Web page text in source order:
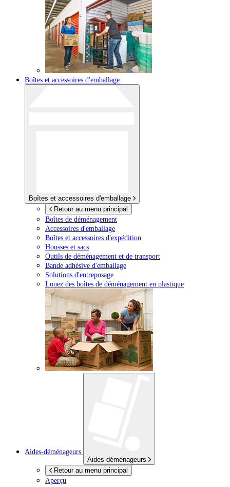
Boîtes et accessoires d'emballage
Boîtes et accessoires d'emballage
Retour au menu principal
Boîtes de déménagement
Accessoires d'emballage
Boîtes et accessoires d'expédition
Housses et sacs
Outils de déménagement et de transport
Bande adhésive d'emballage
Solutions d'entreposage
Louez des boîtes de déménagement en plastique
Aides-déménageurs
Aides-déménageurs
Retour au menu principal
Aperçu